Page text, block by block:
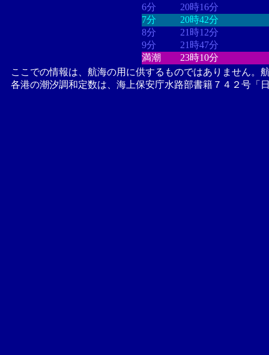
6分
20時16分
7分
20時42分
8分
21時12分
9分
21時47分
満潮
23時10分
ここでの情報は、航海の用に供するものではありません。
各港の潮汐調和定数は、海上保安庁水路部書籍７４２号「